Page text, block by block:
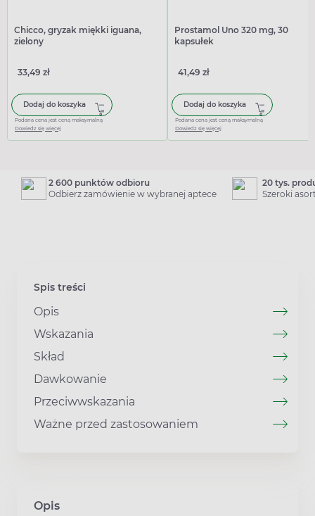
Chicco, gryzak miękki iguana,
zielony
33,49 zł
Dodaj do koszyka
Podana cena jest ceną maksymalną
Dowiedz się więcej
Prostamol Uno 320 mg, 30
kapsułek
41,49 zł
Dodaj do koszyka
Podana cena jest ceną maksymalną
Dowiedz się więcej
2 600 punktów odbioru
Odbierz zamówienie w wybranej aptece
20 tys.
Szeroki
Spis treści
Opis
Wskazania
Skład
Dawkowanie
Przeciwwskazania
Ważne przed zastosowaniem
Opis